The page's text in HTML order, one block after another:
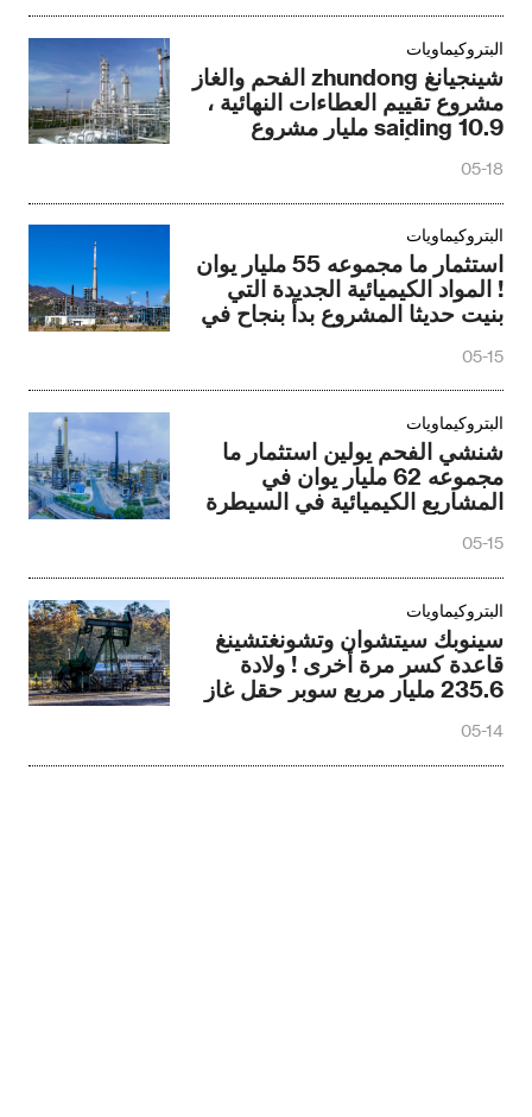
البتروكيماويات
شينجيانغ zhundong الفحم والغاز
مشروع تقييم العطاءات النهائية ،
saiding 10.9 مليار مشروع
05-18
البتروكيماويات
استثمار ما مجموعه 55 مليار يوان
! المواد الكيميائية الجديدة التي
بنيت حديثا المشروع بدأ بنجاح في
05-15
البتروكيماويات
شنشي الفحم يولين استثمار ما
مجموعه 62 مليار يوان في
المشاريع الكيميائية في السيطرة
المحدد
05-15
البتروكيماويات
سينوبك سيتشوان وتشونغتشينغ
قاعدة كسر مرة أخرى ! ولادة
235.6 مليار مربع سوبر حقل غاز
05-14